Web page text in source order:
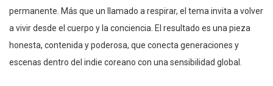
permanente. Más que un llamado a respirar, el tema invita a volver
a vivir desde el cuerpo y la conciencia. El resultado es una pieza
honesta, contenida y poderosa, que conecta generaciones y
escenas dentro del indie coreano con una sensibilidad global.